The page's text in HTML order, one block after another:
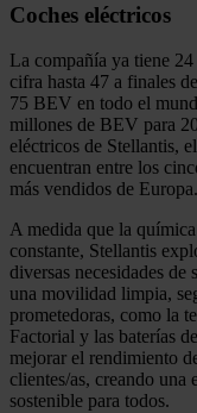
Coches eléctricos
La compañía ya tiene
cifra hasta 47 a finales
75 BEV en todo el
millones de BEV para
eléctricos de Stellantis,
encuentran entre los
más vendidos de Europa.
A medida que la
constante, Stellantis
diversas necesidades de
una movilidad limpia,
prometedoras, como la
Factorial y las baterías
mejorar el rendimiento
clientes/as, creando
sostenible para todos.